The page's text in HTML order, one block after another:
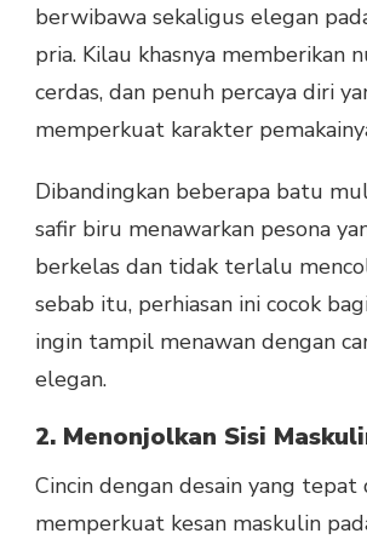
berwibawa sekaligus elegan
pria. Kilau khasnya memberikan
cerdas, dan penuh percaya diri
memperkuat karakter
Dibandingkan beberapa batu
safir biru menawarkan pesona
berkelas dan tidak terlalu
sebab itu, perhiasan ini cocok
ingin tampil menawan dengan
elegan.
2. Menonjolkan Sisi
Cincin dengan desain yang tepat
memperkuat kesan maskulin